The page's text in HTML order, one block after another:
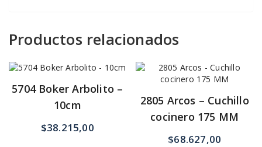
Productos relacionados
5704 Boker Arbolito –
10cm
$38.215,00
2805 Arcos – Cuchillo
cocinero 175 MM
$68.627,00